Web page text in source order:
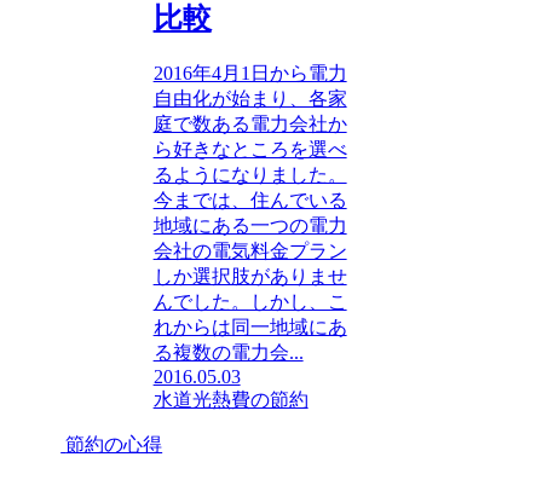
比較
2016年4月1日から電力
自由化が始まり、各家
庭で数ある電力会社か
ら好きなところを選べ
るようになりました。
今までは、住んでいる
地域にある一つの電力
会社の電気料金プラン
しか選択肢がありませ
んでした。しかし、こ
れからは同一地域にあ
る複数の電力会...
2016.05.03
水道光熱費の節約
節約の心得